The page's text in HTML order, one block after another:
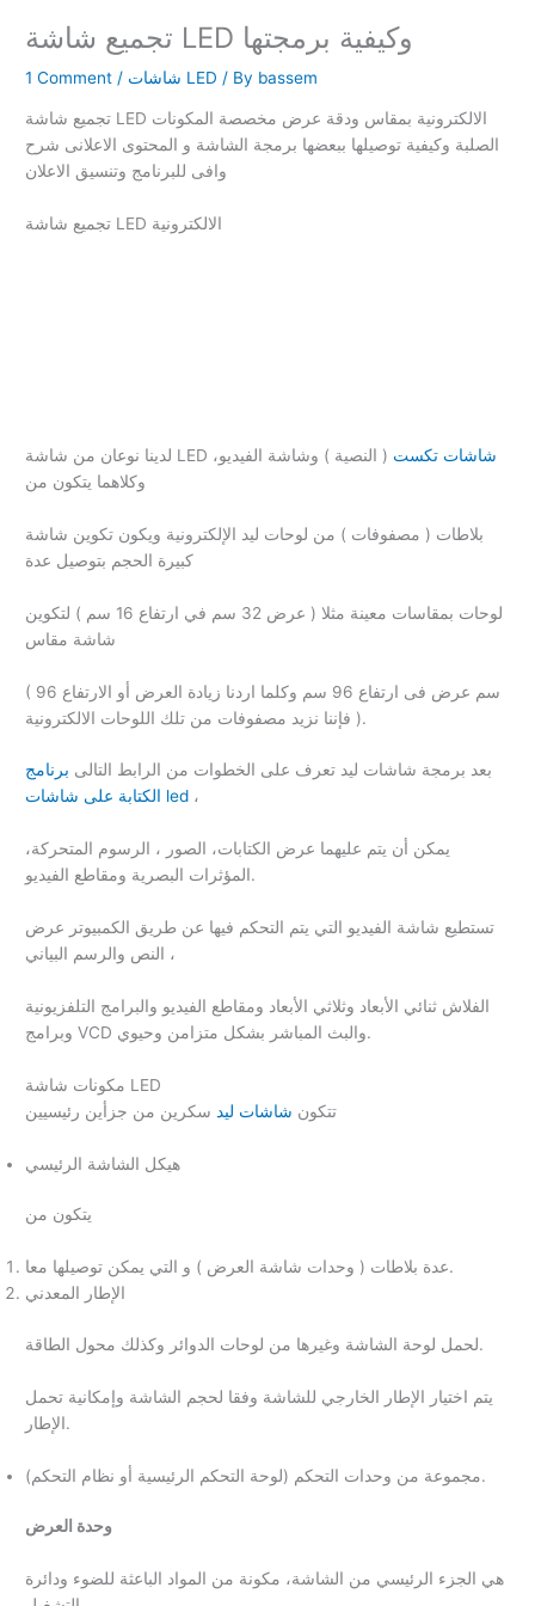
تجميع شاشة LED وكيفية برمجتها
1 Comment / شاشات LED / By bassem
تجميع شاشة LED الالكترونية بمقاس ودقة عرض مخصصة المكونات
الصلبة وكيفية توصيلها ببعضها برمجة الشاشة و المحتوى الاعلانى شرح
وافى للبرنامج وتنسيق الاعلان
تجميع شاشة LED الالكترونية
لدينا نوعان من شاشة LED شاشات تكست ( النصية ) وشاشة الفيديو،
وكلاهما يتكون من
بلاطات ( مصفوفات ) من لوحات ليد الإلكترونية ويكون تكوين شاشة
كبيرة الحجم بتوصيل عدة
لوحات بمقاسات معينة مثلا ( عرض 32 سم في ارتفاع 16 سم ) لتكوين
شاشة مقاس
( 96 سم عرض فى ارتفاع 96 سم وكلما اردنا زيادة العرض أو الارتفاع
فإننا نزيد مصفوفات من تلك اللوحات الالكترونية ).
بعد برمجة شاشات ليد تعرف على الخطوات من الرابط التالى برنامج
الكتابة على شاشات led ،
يمكن أن يتم عليهما عرض الكتابات، الصور ، الرسوم المتحركة،
المؤثرات البصرية ومقاطع الفيديو.
تستطيع شاشة الفيديو التي يتم التحكم فيها عن طريق الكمبيوتر عرض
النص والرسم البياني ،
الفلاش ثنائي الأبعاد وثلاثي الأبعاد ومقاطع الفيديو والبرامج التلفزيونية
وبرامج VCD والبث المباشر بشكل متزامن وحيوي.
مكونات شاشة LED
تتكون شاشات ليد سكرين من جزأين رئيسيين
هيكل الشاشة الرئيسي
يتكون من
عدة بلاطات ( وحدات شاشة العرض ) و التي يمكن توصيلها معا.
الإطار المعدني
لحمل لوحة الشاشة وغيرها من لوحات الدوائر وكذلك محول الطاقة.
يتم اختيار الإطار الخارجي للشاشة وفقا لحجم الشاشة وإمكانية تحمل
الإطار.
مجموعة من وحدات التحكم (لوحة التحكم الرئيسية أو نظام التحكم).
وحدة العرض
هي الجزء الرئيسي من الشاشة، مكونة من المواد الباعثة للضوء ودائرة